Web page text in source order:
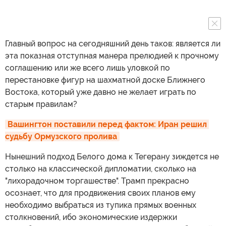
Главный вопрос на сегодняшний день таков: является ли
эта показная отступная манера прелюдией к прочному
соглашению или же всего лишь уловкой по
перестановке фигур на шахматной доске Ближнего
Востока, который уже давно не желает играть по
старым правилам?
Вашингтон поставили перед фактом: Иран решил
судьбу Ормузского пролива
Нынешний подход Белого дома к Тегерану зиждется не
столько на классической дипломатии, сколько на
"лихорадочном торгашестве". Трамп прекрасно
осознает, что для продвижения своих планов ему
необходимо выбраться из тупика прямых военных
столкновений, ибо экономические издержки